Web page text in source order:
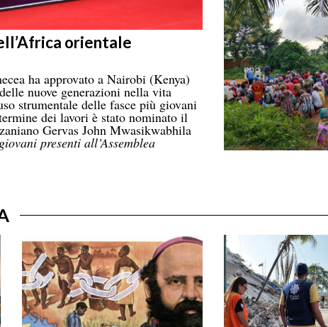
orientale
ha approvato a Nairobi (Kenya)
nuove generazioni nella vita
strumentale delle fasce più giovani
dei lavori è stato nominato il
Gervas John Mwasikwabhila
presenti all’Assemblea